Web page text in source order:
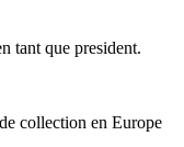
tant que president.
collection en Europe